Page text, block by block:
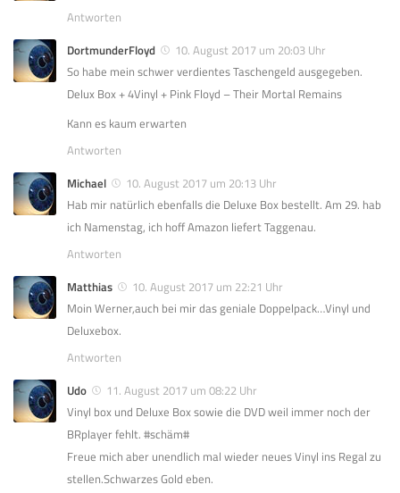
Antworten
DortmunderFloyd
10. August 2017 um 20:03 Uhr
So habe mein schwer verdientes Taschengeld ausgegeben.
Delux Box + 4Vinyl + Pink Floyd – Their Mortal Remains
Kann es kaum erwarten
Antworten
Michael
10. August 2017 um 20:13 Uhr
Hab mir natürlich ebenfalls die Deluxe Box bestellt. Am 29. hab
ich Namenstag, ich hoff Amazon liefert Taggenau.
Antworten
Matthias
10. August 2017 um 22:21 Uhr
Moin Werner,auch bei mir das geniale Doppelpack…Vinyl und
Deluxebox.
Antworten
Udo
11. August 2017 um 08:22 Uhr
Vinyl box und Deluxe Box sowie die DVD weil immer noch der
BRplayer fehlt. #schäm#
Freue mich aber unendlich mal wieder neues Vinyl ins Regal zu
stellen.Schwarzes Gold eben.